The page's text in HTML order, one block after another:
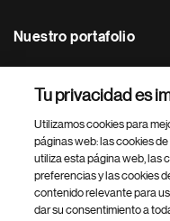
Nuestro portafolio
Footer Site Search
Tu privacidad es
Utilizamos cookies para
páginas web: las cookies
utiliza esta página web, las
preferencias y las cookies
contenido relevante para
dar su consentimiento a